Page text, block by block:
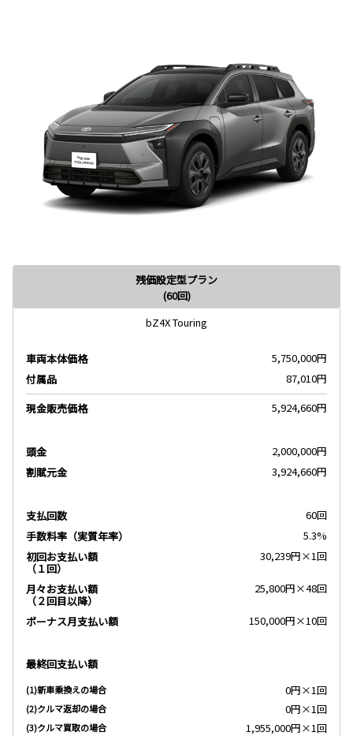
残価設定型プラン
(60回)
bZ4X Touring
車両本体価格
5,750,000円
付属品
87,010円
現金販売価格
5,924,660円
頭金
2,000,000円
割賦元金
3,924,660円
支払回数
60回
手数料率（実質年率）
5.3%
初回お支払い額
（１回）
30,239円×1回
月々お支払い額
（２回目以降）
25,800円×48回
ボーナス月支払い額 150,000円×10回
最終回支払い額
(1)新車乗換えの場合 0円×1回
(2)クルマ返却の場合 0円×1回
(3)クルマ買取の場合 1,955,000円×1回